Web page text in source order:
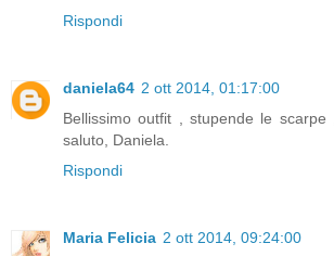
Rispondi
daniela64 2 ott 2014, 01:17:00
Bellissimo outfit , stupende le scarpe
saluto, Daniela.
Rispondi
Maria Felicia 2 ott 2014, 09:24:00